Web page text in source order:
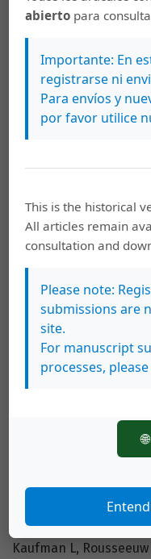
IEEE Comput Appl
Lindenmeyer D,
restoration - a
Energy Syst.
Liu Y, Fan R, Terzija V.
literature review from
considering power
IEEE PES General
Von Luxburg U. A
Comput.
Bie T De, Suykens J,
label constraints. In:
Statistical Pattern
Zhao Q, Sun K, Zheng
System: A Two-Phase
Trans Power Syst. 2003
Trans Power Syst.
Kaufman L,
abierto para
Importante: En
registrarse ni
Para envíos y
por favor utilice
This is the historical
All articles remain
consultation and
Please note:
submissions are
site.
For manuscript
processes,